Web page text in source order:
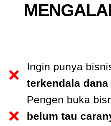
Ingin punya
terkendala
Pengen buka
belum tau